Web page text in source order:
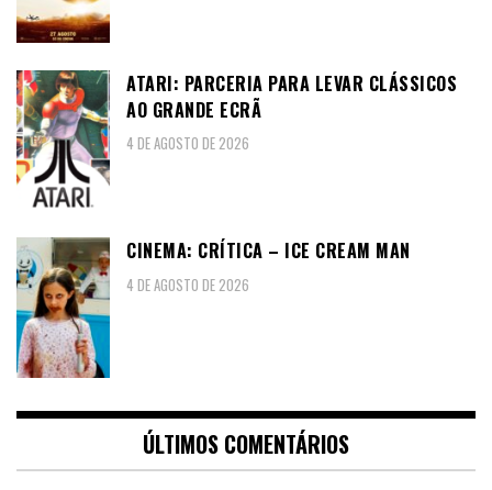
ATARI: PARCERIA PARA LEVAR CLÁSSICOS
AO GRANDE ECRÃ
4 DE AGOSTO DE 2026
CINEMA: CRÍTICA – ICE CREAM MAN
4 DE AGOSTO DE 2026
ÚLTIMOS COMENTÁRIOS